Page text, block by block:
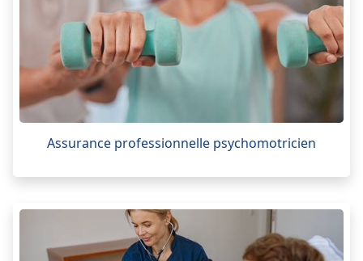
Assurance professionnelle psychomotricien